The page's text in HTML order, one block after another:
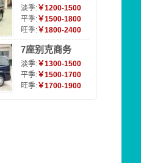
淡季:￥1200-1500
平季:￥1500-1800
旺季:￥1800-2400
7座别克商务
淡季:￥1300-1500
平季:￥1500-1700
旺季:￥1700-1900